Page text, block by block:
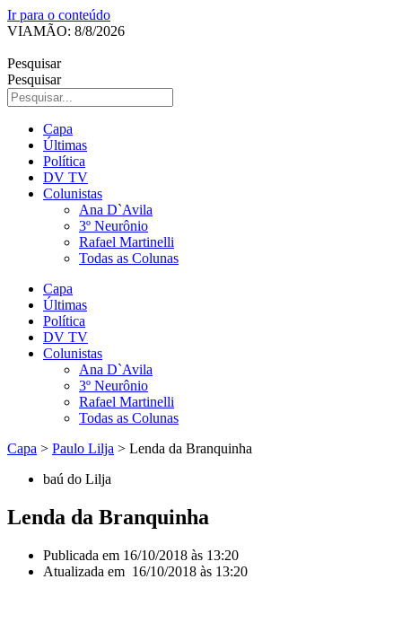
Ir para o conteúdo
VIAMÃO: 8/8/2026
Pesquisar
Pesquisar
Capa
Últimas
Política
DV TV
Colunistas
Ana D`Avila
3º Neurônio
Rafael Martinelli
Todas as Colunas
Capa
Últimas
Política
DV TV
Colunistas
Ana D`Avila
3º Neurônio
Rafael Martinelli
Todas as Colunas
Capa > Paulo Lilja > Lenda da Branquinha
baú do Lilja
Lenda da Branquinha
Publicada em 16/10/2018 às 13:20
Atualizada em 16/10/2018 às 13:20